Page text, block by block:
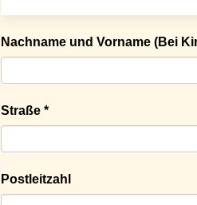
Nachname und Vorname (Bei
Straße *
Postleitzahl